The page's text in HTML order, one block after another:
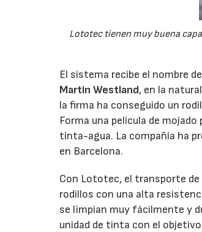
Lototec tienen muy buena
El sistema recibe el nombre
Martin Westland, en la
la firma ha conseguido un
Forma una película de
tinta-agua. La compañía ha
en Barcelona.
Con Lototec, el transporte de
rodillos con una alta
se limpian muy fácilmente y
unidad de tinta con el